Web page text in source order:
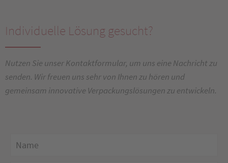
Individuelle Lösung gesucht?
Nutzen Sie unser Kontaktformular, um uns eine Nachricht zu
senden. Wir freuen uns sehr von Ihnen zu hören und
gemeinsam innovative Verpackungslösungen zu entwickeln.